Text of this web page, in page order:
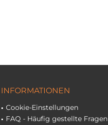
INFORMATIONEN
Cookie-Einstellungen
FAQ - Häufig gestellte Fragen